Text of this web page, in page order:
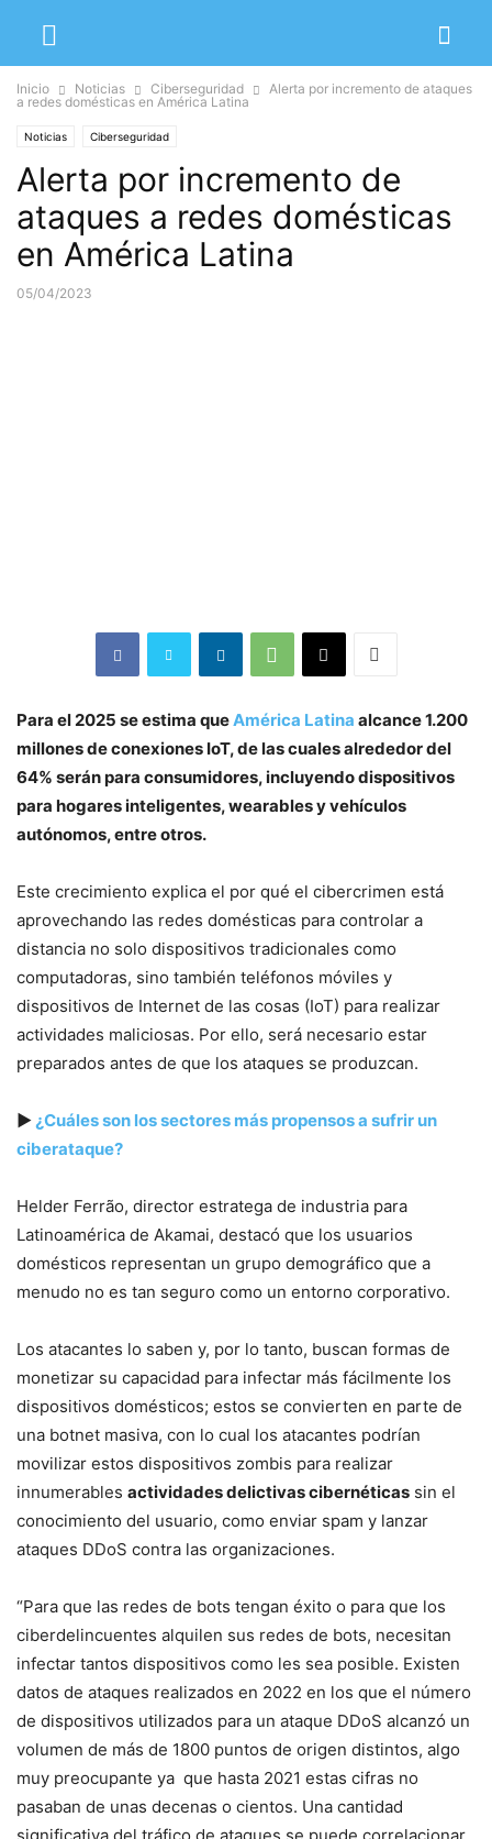
Inicio Noticias Ciberseguridad
Alerta por incremento de ataques
a redes domésticas en América Latina
Noticias Ciberseguridad
Alerta por incremento de
ataques a redes domésticas
en América Latina
05/04/2023
Para el 2025 se estima queAmérica Latina alcance 1.200
millones de conexiones IoT, de las cuales alrededor del
64% serán para consumidores, incluyendo dispositivos
para hogares inteligentes, wearables y vehículos
autónomos, entre otros.
Este crecimiento explica el por qué el cibercrimen está
aprovechando las redes domésticas para controlar a
distancia no solo dispositivos tradicionales como
computadoras, sino también teléfonos móviles y
dispositivos de Internet de las cosas (IoT) para realizar
actividades maliciosas. Por ello, será necesario estar
preparados antes de que los ataques se produzcan.
▶¿Cuáles son los sectores más propensos a sufrir un
ciberataque?
Helder Ferrão, director estratega de industria para
Latinoamérica de Akamai, destacó que los usuarios
domésticos representan un grupo demográfico que a
menudo no es tan seguro como un entorno corporativo.
Los atacantes lo saben y, por lo tanto, buscan formas de
monetizar su capacidad para infectar más fácilmente los
dispositivos domésticos; estos se convierten en parte de
una botnet masiva, con lo cual los atacantes podrían
movilizar estos dispositivos zombis para realizar
innumerables actividades delictivas cibernéticas sin el
conocimiento del usuario, como enviar spam y lanzar
ataques DDoS contra las organizaciones.
“Para que las redes de bots tengan éxito o para que los
ciberdelincuentes alquilen sus redes de bots, necesitan
infectar tantos dispositivos como les sea posible. Existen
datos de ataques realizados en 2022 en los que el número
de dispositivos utilizados para un ataque DDoS alcanzó un
volumen de más de 1800 puntos de origen distintos, algo
muy preocupante ya que hasta 2021 estas cifras no
pasaban de unas decenas o cientos. Una cantidad